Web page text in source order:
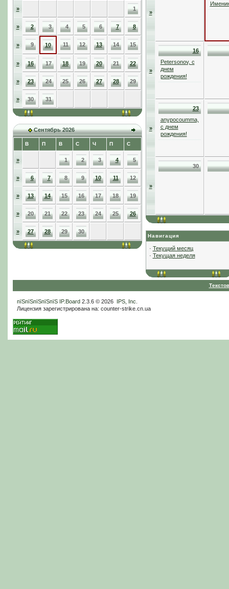
» 1
» 2 3 4 5 6 7 8
» 9 10 11 12 13 14 15
» 16 17 18 19 20 21 22
» 23 24 25 26 27 28 29
» 30 31
Сентябрь 2026
В П В С Ч П С
» 1 2 3 4 5
» 6 7 8 9 10 11 12
» 13 14 15 16 17 18 19
» 20 21 22 23 24 25 26
» 27 28 29 30
»
»
16
Petersonov, с
днем
рождения!
»
23
anypocoumma,
с днем
рождения!
»
30
Навигация
· Текущий месяц
· Текущая неделя
пїЅпїЅпїЅпїЅпїЅ IP.Board2.3.6 © 2026 IPS, Inc
Лицензия зарегистрирована на: counter-strike.cn.ua